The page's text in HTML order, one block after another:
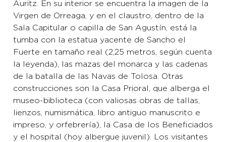
Auritz. En su interior se encuentra la imagen de la
Virgen de Orreaga, y en el claustro, dentro de la
Sala Capitular o capilla de San Agustín, está la
tumba con la estatua yacente de Sancho el
Fuerte en tamaño real (2,25 metros, según cuenta
la leyenda), las mazas del monarca y las cadenas
de la batalla de las Navas de Tolosa. Otras
construcciones son la Casa Prioral, que alberga el
museo-biblioteca (con valiosas obras de tallas,
lienzos, numismática, libro antiguo manuscrito e
impreso, y orfebrería), la Casa de los Beneficiados
y el hospital (hoy albergue juvenil). Los visitantes